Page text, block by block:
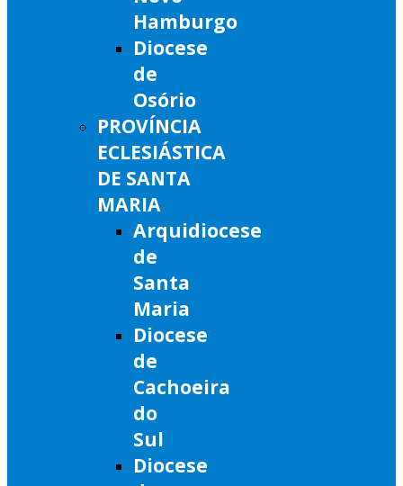
Hamburgo
Diocese
de
Osório
PROVÍNCIA
ECLESIÁSTICA
DE SANTA
MARIA
Arquidiocese
de
Santa
Maria
Diocese
de
Cachoeira
do
Sul
Diocese